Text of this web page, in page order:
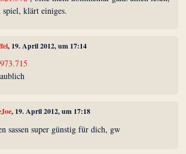
spiel, klärt einiges.
, 19. April 2012, um 17:14
, 19. April 2012, um 17:18
sassen super günstig für dich, gw